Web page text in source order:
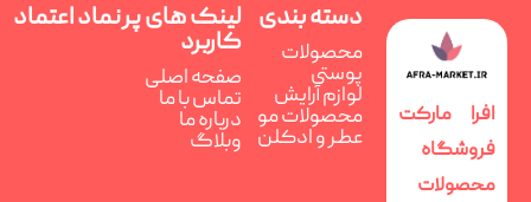
افرا مارکت
فروشگاه
محصولات
دسته بندی
محصولات
پوستی
لوازم آرایش
محصولات مو
عطر و ادکلن
لینک های پر
کاربرد
صفحه اصلی
تماس با ما
درباره ما
وبلاگ
نماد اعتماد